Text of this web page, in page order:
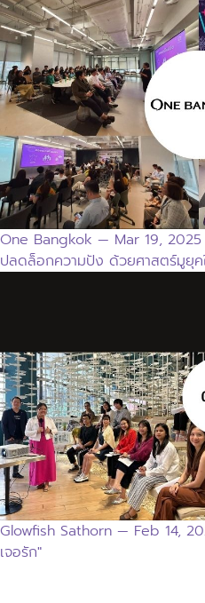
One Bangkok — Mar 19,
ปลดล็อกความปัง ด้วยศาสตร์มูยุค
Glowfish Sathorn — Feb 14,
เจอรัก"